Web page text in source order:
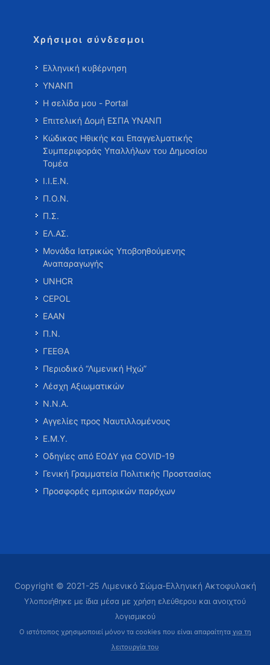
Χρήσιμοι σύνδεσμοι
Ελληνική κυβέρνηση
ΥΝΑΝΠ
Η σελίδα μου - Portal
Επιτελική Δομή ΕΣΠΑ ΥΝΑΝΠ
Κώδικας Ηθικής και Επαγγελματικής
Συμπεριφοράς Υπαλλήλων του Δημοσίου
Τομέα
Ι.Ι.Ε.Ν.
Π.Ο.Ν.
Π.Σ.
ΕΛ.ΑΣ.
Μονάδα Ιατρικώς Υποβοηθούμενης
Αναπαραγωγής
UNHCR
CEPOL
ΕΑΑΝ
Π.Ν.
ΓΕΕΘΑ
Περιοδικό “Λιμενική Ηχώ”
Λέσχη Αξιωματικών
Ν.Ν.Α.
Αγγελίες προς Ναυτιλλομένους
Ε.Μ.Υ.
Οδηγίες από ΕΟΔΥ για COVID-19
Γενική Γραμματεία Πολιτικής Προστασίας
Προσφορές εμπορικών παρόχων
Copyright © 2021-25 Λιμενικό Σώμα-Ελληνική Ακτοφυλακή
Υλοποιήθηκε με ίδια μέσα με χρήση ελεύθερου και ανοιχτού
λογισμικού
Ο ιστότοπος χρησιμοποιεί μόνον τα cookies που είναι απαραίτητα για τη
λειτουργία του